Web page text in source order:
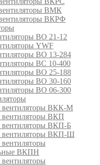
ВМК
ВКРФ
ВО 21-12
YWF
ВО 13-284
ВС 10-400
ВО 25-188
ВО 30-160
ВО 06-300
вентиляторы ВКК-М
вентиляторы ВКП
вентиляторы ВКП-Б
вентиляторы ВКП-Ш
ВКПН